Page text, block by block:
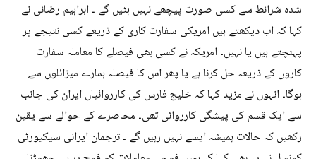
شدہ شرائط سے کسی صورت پیچھے نہیں ہٹیں گے ۔ ابراہیم رضائی نے
کہا کہ اب دیکھتے ہیں امریکی سفارت کاری کے ذریعے کسی نتیجے پر
پہنچتے ہیں یا نہیں۔ امریکہ نے کسی بھی فیصلے کا معاملہ سفارت
کاروں کے ذریعہ حل کرنا ہے یا پھر اس کا فیصلہ ہمارے میزائلوں سے
ہوگا۔ انہوں نے مزید کہا کہ خلیج فارس کی کارروائیاں ایران کی جانب
سے ایک قسم کی پیشگی کارروائی تھی۔ محاصرے کے حوالے سے یقین
رکھیں کہ حالات ہمیشہ ایسے نہیں رہیں گے ۔ ترجمان ایرانی سیکیورٹی